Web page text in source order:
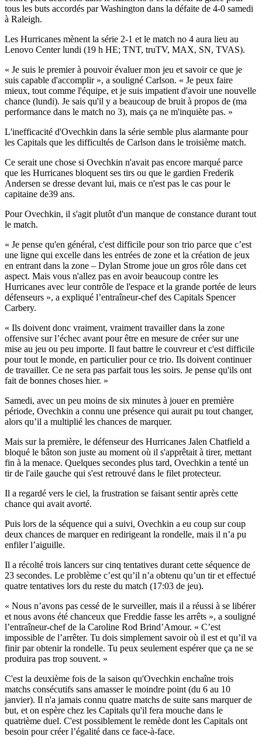
tous les buts accordés par Washington dans la défaite de 4-0 samedi
à Raleigh.
Les Hurricanes mènent la série 2-1 et le match no 4 aura lieu au
Lenovo Center lundi (19 h HE; TNT, truTV, MAX, SN, TVAS).
« Je suis le premier à pouvoir évaluer mon jeu et savoir ce que je
suis capable d'accomplir », a souligné Carlson. « Je peux faire
mieux, tout comme l'équipe, et je suis impatient d'avoir une nouvelle
chance (lundi). Je sais qu'il y a beaucoup de bruit à propos de (ma
performance dans le match no 3), mais ça ne m'inquiète pas. »
L'inefficacité d'Ovechkin dans la série semble plus alarmante pour
les Capitals que les difficultés de Carlson dans le troisième match.
Ce serait une chose si Ovechkin n'avait pas encore marqué parce
que les Hurricanes bloquent ses tirs ou que le gardien Frederik
Andersen se dresse devant lui, mais ce n'est pas le cas pour le
capitaine de39 ans.
Pour Ovechkin, il s'agit plutôt d'un manque de constance durant tout
le match.
« Je pense qu'en général, c'est difficile pour son trio parce que c’est
une ligne qui excelle dans les entrées de zone et la création de jeux
en entrant dans la zone – Dylan Strome joue un gros rôle dans cet
aspect. Mais vous n'allez pas en avoir beaucoup contre les
Hurricanes avec leur contrôle de l'espace et la grande portée de leurs
défenseurs », a expliqué l’entraîneur-chef des Capitals Spencer
Carbery.
« Ils doivent donc vraiment, vraiment travailler dans la zone
offensive sur l’échec avant pour être en mesure de créer sur une
mise au jeu ou peu importe. Il faut battre le couvreur et c'est difficile
pour tout le monde, en particulier pour ce trio. Ils doivent continuer
de travailler. Ce ne sera pas parfait tous les soirs. Je pense qu'ils ont
fait de bonnes choses hier. »
Samedi, avec un peu moins de six minutes à jouer en première
période, Ovechkin a connu une présence qui aurait pu tout changer,
alors qu’il a multiplié les chances de marquer.
Mais sur la première, le défenseur des Hurricanes Jalen Chatfield a
bloqué le bâton son juste au moment où il s'apprêtait à tirer, mettant
fin à la menace. Quelques secondes plus tard, Ovechkin a tenté un
tir de l'aile gauche qui s'est retrouvé dans le filet protecteur.
Il a regardé vers le ciel, la frustration se faisant sentir après cette
chance qui avait avorté.
Puis lors de la séquence qui a suivi, Ovechkin a eu coup sur coup
deux chances de marquer en redirigeant la rondelle, mais il n’a pu
enfiler l’aiguille.
Il a récolté trois lancers sur cinq tentatives durant cette séquence de
23 secondes. Le problème c’est qu’il n’a obtenu qu’un tir et effectué
quatre tentatives lors du reste du match (17:03 de jeu).
« Nous n’avons pas cessé de le surveiller, mais il a réussi à se libérer
et nous avons été chanceux que Freddie fasse les arrêts », a souligné
l’entraîneur-chef de la Caroline Rod Brind’Amour. « C’est
impossible de l’arrêter. Tu dois simplement savoir où il est et qu’il va
finir par obtenir la rondelle. Tu peux seulement espérer que ça ne se
produira pas trop souvent. »
C'est la deuxième fois de la saison qu'Ovechkin enchaîne trois
matchs consécutifs sans amasser le moindre point (du 6 au 10
janvier). Il n'a jamais connu quatre matchs de suite sans marquer de
but, et on espère chez les Capitals qu'il fera mouche dans le
quatrième duel. C'est possiblement le remède dont les Capitals ont
besoin pour créer l’égalité dans ce face-à-face.